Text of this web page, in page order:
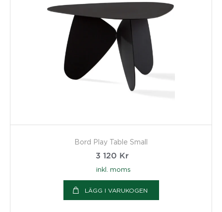
Bord Play Table Small
3 120 Kr
inkl. moms
LÄGG I VARUKOGEN